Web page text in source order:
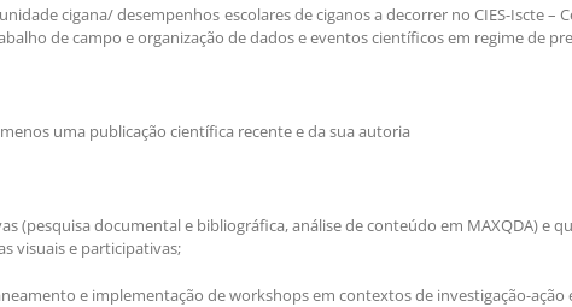
cigana/ desempenhos escolares de ciganos a decorrer no CIES-Iscte –
de campo e organização de dados e eventos científicos em regime de
uma publicação científica recente e da sua autoria
(pesquisa documental e bibliográfica, análise de conteúdo em MAXQDA) e
visuais e participativas;
e implementação de workshops em contextos de investigação-ação